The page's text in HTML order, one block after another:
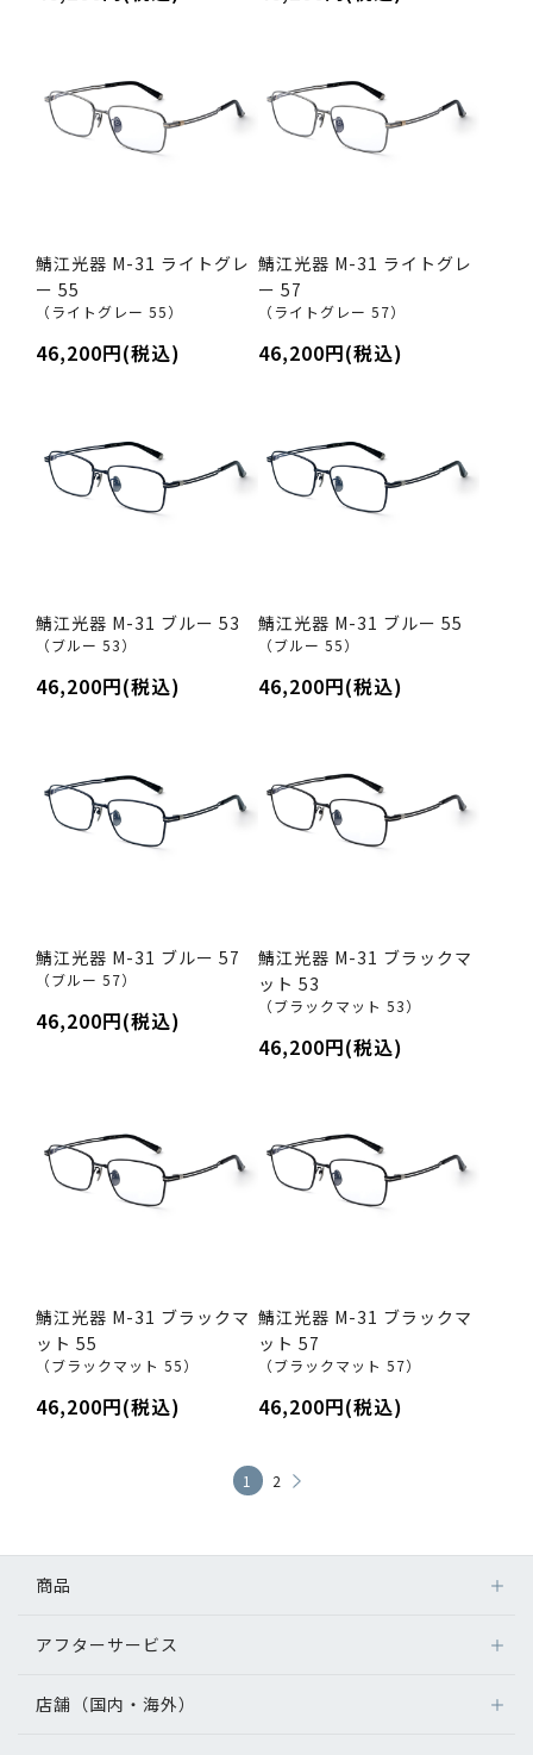
鯖江光器 M-31 ライトグレ
ー 55
（ライトグレー 55）
46,200円(税込)
鯖江光器 M-31 ライトグレ
ー 57
（ライトグレー 57）
46,200円(税込)
鯖江光器 M-31 ブルー 53
（ブルー 53）
46,200円(税込)
鯖江光器 M-31 ブルー 55
（ブルー 55）
46,200円(税込)
鯖江光器 M-31 ブルー 57
（ブルー 57）
46,200円(税込)
鯖江光器 M-31 ブラックマ
ット 53
（ブラックマット 53）
46,200円(税込)
鯖江光器 M-31 ブラックマ
ット 55
（ブラックマット 55）
46,200円(税込)
鯖江光器 M-31 ブラックマ
ット 57
（ブラックマット 57）
46,200円(税込)
1 2
商品
アフターサービス
店舗（国内・海外）